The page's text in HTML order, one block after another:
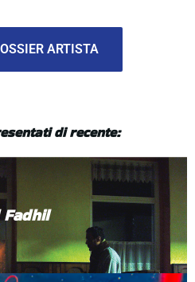
ARTISTA
di recente: